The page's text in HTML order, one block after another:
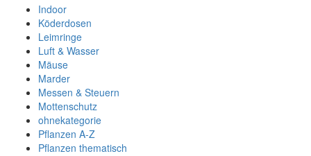
Indoor
Köderdosen
Leimringe
Luft & Wasser
Mäuse
Marder
Messen & Steuern
Mottenschutz
ohnekategorie
Pflanzen A-Z
Pflanzen thematisch